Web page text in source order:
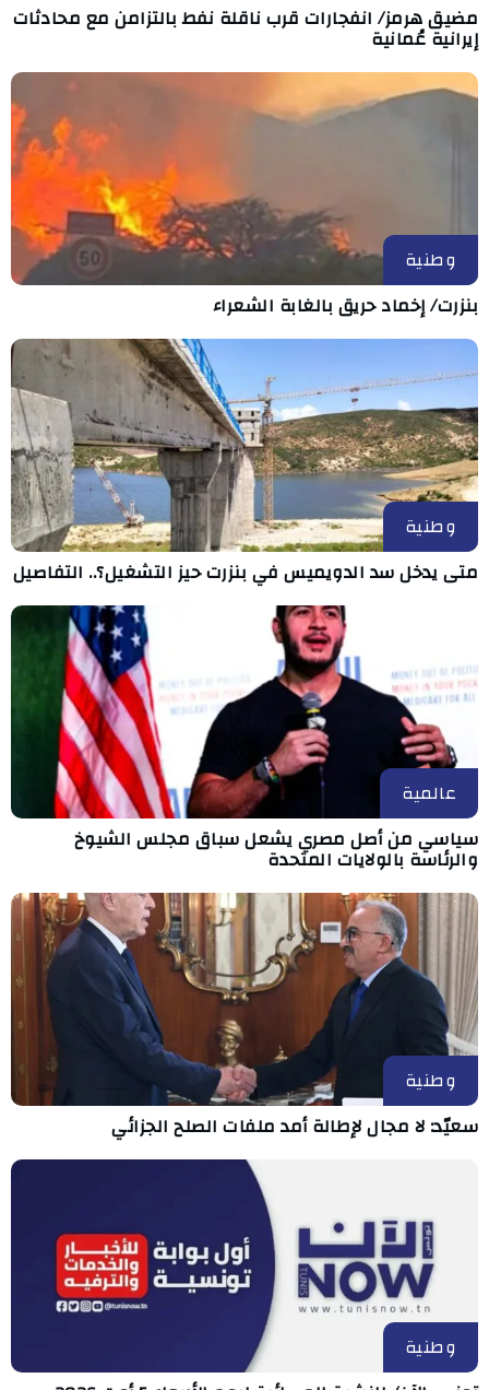
مضيق هرمز/ انفجارات قرب ناقلة نفط بالتزامن مع محادثات
إيرانية عُمانية
وطنية
بنزرت/ إخماد حريق بالغابة الشعراء
وطنية
متى يدخل سد الدويميس في بنزرت حيز التشغيل؟.. التفاصيل
عالمية
سياسي من أصل مصري يشعل سباق مجلس الشيوخ
والرئاسة بالولايات المتحدة
وطنية
سعيّد: لا مجال لإطالة أمد ملفات الصلح الجزائي
وطنية